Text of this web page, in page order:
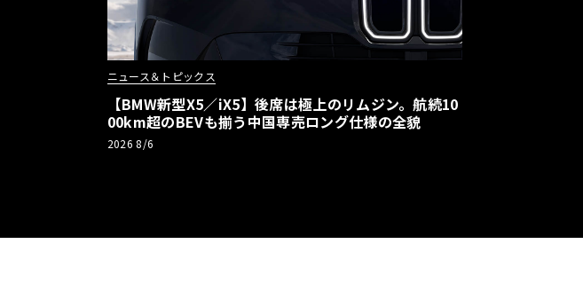
ニュース＆トピックス
【BMW新型X5／iX5】後席は極上のリムジン。航続10
00km超のBEVも揃う中国専売ロング仕様の全貌
2026 8/6